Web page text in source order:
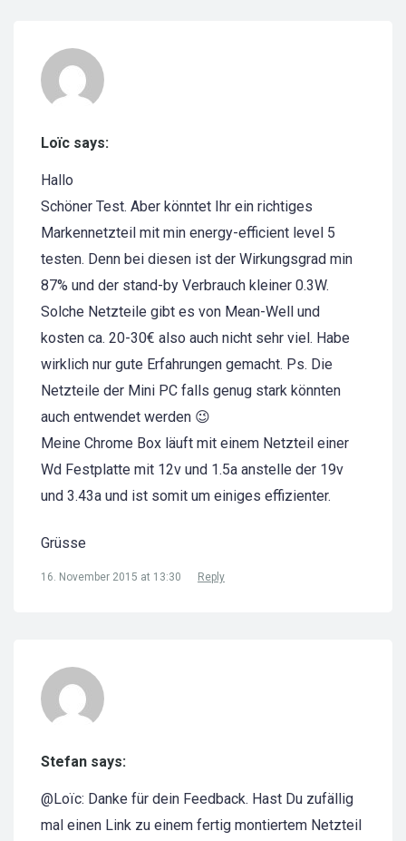
Loïc says:
Hallo
Schöner Test. Aber könntet Ihr ein richtiges
Markennetzteil mit min energy-efficient level 5
testen. Denn bei diesen ist der Wirkungsgrad min
87% und der stand-by Verbrauch kleiner 0.3W.
Solche Netzteile gibt es von Mean-Well und
kosten ca. 20-30€ also auch nicht sehr viel. Habe
wirklich nur gute Erfahrungen gemacht. Ps. Die
Netzteile der Mini PC falls genug stark könnten
auch entwendet werden 😉
Meine Chrome Box läuft mit einem Netzteil einer
Wd Festplatte mit 12v und 1.5a anstelle der 19v
und 3.43a und ist somit um einiges effizienter.
Grüsse
16. November 2015 at 13:30 Reply
Stefan says:
@Loïc: Danke für dein Feedback. Hast Du zufällig
mal einen Link zu einem fertig montiertem Netzteil